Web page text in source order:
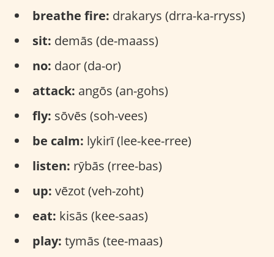
breathe fire: drakarys (drra-ka-rryss)
sit: demās (de-maass)
no: daor (da-or)
attack: angōs (an-gohs)
fly: sōvēs (soh-vees)
be calm: lykirī (lee-kee-rree)
listen: rȳbās (rree-bas)
up: vēzot (veh-zoht)
eat: kisās (kee-saas)
play: tymās (tee-maas)